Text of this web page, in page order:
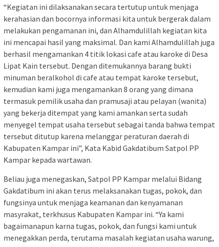
“Kegiatan ini dilaksanakan secara tertutup untuk menjaga
kerahasian dan bocornya informasi kita untuk bergerak dalam
melakukan pengamanan ini, dan Alhamdulillah kegiatan kita
ini mencapai hasil yang maksimal. Dan kami Alhamdulillah juga
berhasil mengamankan 4 titik lokasi cafe atau karoke di Desa
Lipat Kain tersebut. Dengan ditemukannya barang bukti
minuman beralkohol di cafe atau tempat karoke tersebut,
kemudian kami juga mengamankan 8 orang yang dimana
termasuk pemilik usaha dan pramusaji atau pelayan (wanita)
yang bekerja ditempat yang kami amankan serta sudah
menyegel tempat usaha tersebut sebagai tanda bahwa tempat
tersebut ditutup karena melanggar peraturan daerah di
Kabupaten Kampar ini”, Kata Kabid Gakdatibum Satpol PP
Kampar kepada wartawan.
Beliau juga menegaskan, Satpol PP Kampar melalui Bidang
Gakdatibum ini akan terus melaksanakan tugas, pokok, dan
fungsinya untuk menjaga keamanan dan kenyamanan
masyrakat, terkhusus Kabupaten Kampar ini. “Ya kami
bagaimanapun karna tugas, pokok, dan fungsi kami untuk
menegakkan perda, terutama masalah kegiatan usaha warung,